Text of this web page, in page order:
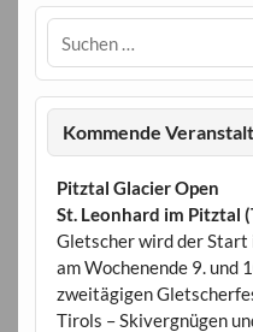
Kommende
Pitztal Glacier Open
St. Leonhard im Pitztal
Gletscher wird der
am Wochenende 9. und
zweitägigen
Tirols – Skivergnügen